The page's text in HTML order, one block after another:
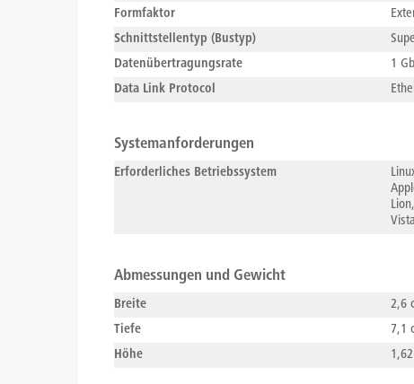
Formfaktor
Schnittstellentyp (Bustyp)
Datenübertragungsrate
1
Data Link Protocol
Systemanforderungen
Erforderliches Betriebssystem
Abmessungen und Gewicht
Breite
2,6
Tiefe
7,1
Höhe